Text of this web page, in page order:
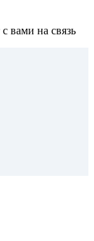
вами на связь